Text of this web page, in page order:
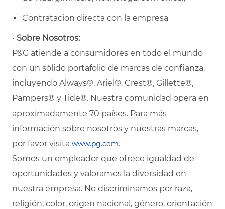
Contratacion directa con la empresa
• Sobre Nosotros:
P&G atiende a consumidores en todo el mundo
con un sólido portafolio de marcas de confianza,
incluyendo Always®, Ariel®, Crest®, Gillette®,
Pampers® y Tide®. Nuestra comunidad opera en
aproximadamente 70 países. Para más
información sobre nosotros y nuestras marcas,
por favor visita www.pg.com.
Somos un empleador que ofrece igualdad de
oportunidades y valoramos la diversidad en
nuestra empresa. No discriminamos por raza,
religión, color, origen nacional, género, orientación